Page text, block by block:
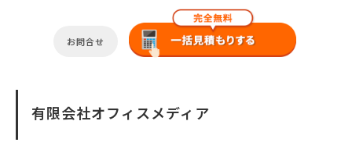
お問合せ
有限会社オフィスメディア